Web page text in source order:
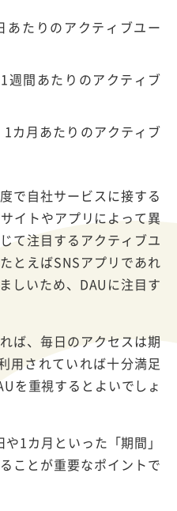
たりのアクティブユー
週間あたりのアクティブ
カ月あたりのアクティブ
で自社サービスに接する
イトやアプリによって異
て注目するアクティブユ
とえばSNSアプリであれ
しいため、DAUに注目す
ば、毎日のアクセスは期
用されていれば十分満足
を重視するとよいでしょ
1カ月といった「期間」
ことが重要なポイントで